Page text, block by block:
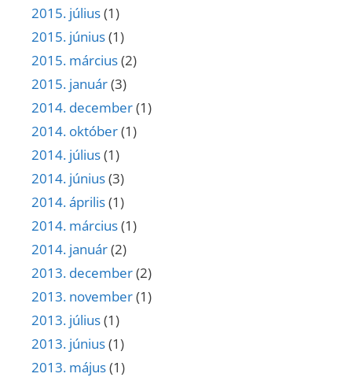
2015. július(1)
2015. június(1)
2015. március(2)
2015. január(3)
2014. december(1)
2014. október(1)
2014. július(1)
2014. június(3)
2014. április(1)
2014. március(1)
2014. január(2)
2013. december(2)
2013. november(1)
2013. július(1)
2013. június(1)
2013. május(1)